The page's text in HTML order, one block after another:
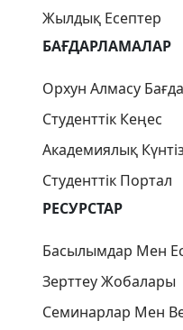
Жылдық Есептер
БАҒДАРЛАМАЛАР
Орхун Алмасу
Студенттік Кеңес
Академиялық
Студенттік Портал
РЕСУРСТАР
Басылымдар Мен
Зерттеу Жобалары
Семинарлар Мен